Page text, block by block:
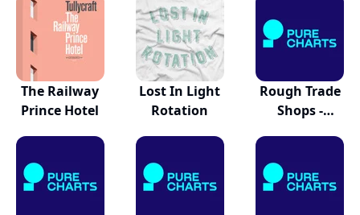
The Railway
Prince Hotel
Lost In Light
Rotation
Rough Trade
Shops -